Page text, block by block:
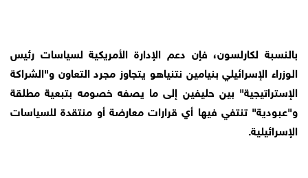
بالنسبة لكارلسون، فإن دعم الإدارة الأمريكية لسياسات رئيس
الوزراء الإسرائيلي بنيامين نتنياهو يتجاوز مجرد التعاون و"الشراكة
الإستراتيجية" بين حليفين إلى ما يصفه خصومه بتبعية مطلقة
و"عبودية" تنتفي فيها أي قرارات معارضة أو منتقدة للسياسات
الإسرائيلية.